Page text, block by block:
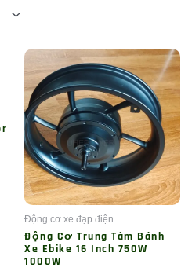
Động cơ xe đạp điện
Động Cơ Trung Tâm Bánh
Xe Ebike 16 Inch 750W
1000W